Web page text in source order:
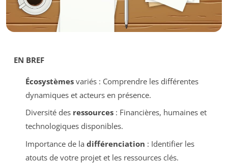
EN BREF
Écosystèmesvariés : Comprendre les différentes
dynamiques et acteurs en présence.
Diversité des ressources: Financières, humaines et
technologiques disponibles.
Importance de la différenciation : Identifier les
atouts de votre projet et les ressources clés.